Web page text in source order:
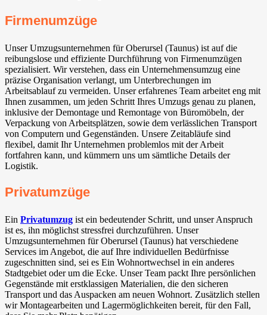
Firmenumzüge
Unser Umzugsunternehmen für Oberursel (Taunus) ist auf die
reibungslose und effiziente Durchführung von Firmenumzügen
spezialisiert. Wir verstehen, dass ein Unternehmensumzug eine
präzise Organisation verlangt, um Unterbrechungen im
Arbeitsablauf zu vermeiden. Unser erfahrenes Team arbeitet eng mit
Ihnen zusammen, um jeden Schritt Ihres Umzugs genau zu planen,
inklusive der Demontage und Remontage von Büromöbeln, der
Verpackung von Arbeitsplätzen, sowie dem verlässlichen Transport
von Computern und Gegenständen. Unsere Zeitabläufe sind
flexibel, damit Ihr Unternehmen problemlos mit der Arbeit
fortfahren kann, und kümmern uns um sämtliche Details der
Logistik.
Privatumzüge
Ein Privatumzug ist ein bedeutender Schritt, und unser Anspruch
ist es, ihn möglichst stressfrei durchzuführen. Unser
Umzugsunternehmen für Oberursel (Taunus) hat verschiedene
Services im Angebot, die auf Ihre individuellen Bedürfnisse
zugeschnitten sind, sei es Ein Wohnortwechsel in ein anderes
Stadtgebiet oder um die Ecke. Unser Team packt Ihre persönlichen
Gegenstände mit erstklassigen Materialien, die den sicheren
Transport und das Auspacken am neuen Wohnort. Zusätzlich stellen
wir Montagearbeiten und Lagermöglichkeiten bereit, für den Fall,